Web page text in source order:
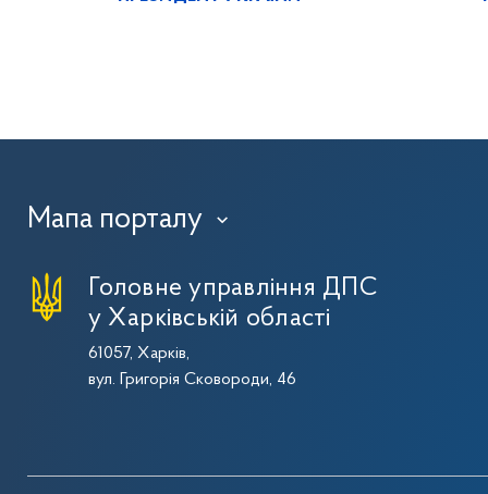
Мапа порталу ›
Головне управління ДПС
у Харківській області
61057, Харків,
вул. Григорія Сковороди, 46